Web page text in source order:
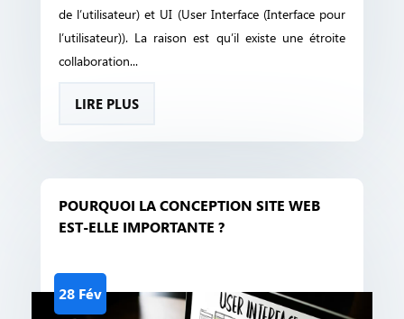
de l’utilisateur) et UI (User Interface (Interface pour
l’utilisateur)). La raison est qu’il existe une étroite
collaboration...
LIRE PLUS
POURQUOI LA CONCEPTION SITE WEB
EST-ELLE IMPORTANTE ?
28 Fév